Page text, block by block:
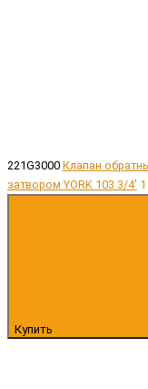
221G3000 Клапан
затвором YORK 103 3/4'
Купить